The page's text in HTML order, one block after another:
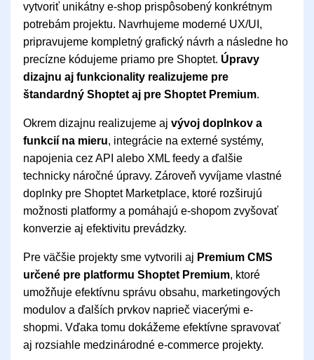
vytvoriť unikátny e-shop prispôsobený konkrétnym
potrebám projektu. Navrhujeme moderné UX/UI,
pripravujeme kompletný grafický návrh a následne ho
precízne kódujeme priamo pre Shoptet. Úpravy
dizajnu aj funkcionality realizujeme pre
štandardný Shoptet aj pre Shoptet Premium.
Okrem dizajnu realizujeme aj vývoj doplnkov a
funkcií na mieru, integrácie na externé systémy,
napojenia cez API alebo XML feedy a ďalšie
technicky náročné úpravy. Zároveň vyvíjame vlastné
doplnky pre Shoptet Marketplace, ktoré rozširujú
možnosti platformy a pomáhajú e-shopom zvyšovať
konverzie aj efektivitu prevádzky.
Pre väčšie projekty sme vytvorili aj Premium CMS
určené pre platformu Shoptet Premium, ktoré
umožňuje efektívnu správu obsahu, marketingových
modulov a ďalších prvkov naprieč viacerými e-
shopmi. Vďaka tomu dokážeme efektívne spravovať
aj rozsiahle medzinárodné e-commerce projekty.